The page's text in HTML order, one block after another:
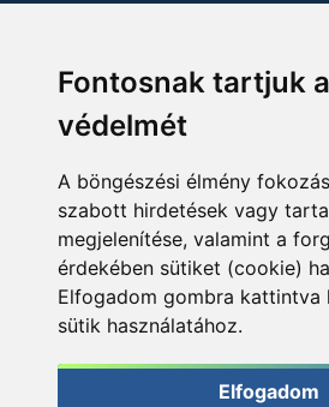
Fontosnak tartjuk
védelmét
A böngészési élmény
szabott hirdetések vagy
megjelenítése, valamint a
érdekében sütiket (cookie)
Elfogadom gombra kattintva
sütik használatához.
Elfogadom